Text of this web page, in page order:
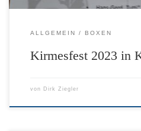
ALLGEMEIN BOXEN
Kirmesfest 2023 in
von Dirk Ziegler